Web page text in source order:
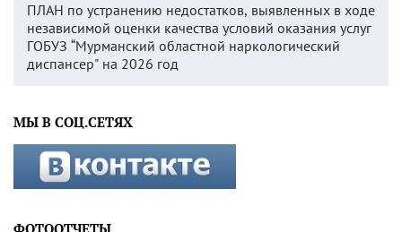
ПЛАН по устранению недостатков, выявленных в ходе
независимой оценки качества условий оказания услуг
ГОБУЗ “Мурманский областной наркологический
диспансер" на 2026 год
МЫ В СОЦ.СЕТЯХ
ФОТООТЧЕТЫ